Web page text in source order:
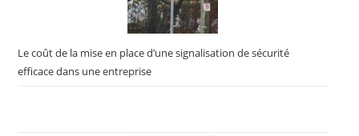
Le coût de la mise en place d’une signalisation de sécurité
efficace dans une entreprise